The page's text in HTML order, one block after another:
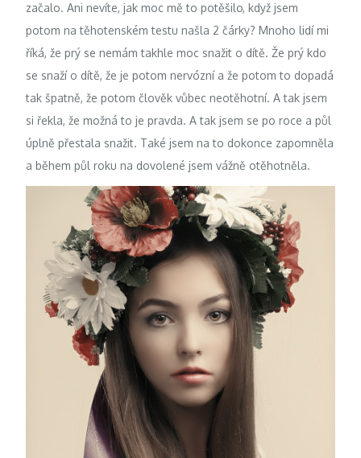
začalo. Ani nevíte, jak moc mě to potěšilo, když jsem
potom na těhotenském testu našla 2 čárky? Mnoho lidí mi
říká, že prý se nemám takhle moc snažit o dítě. Že prý kdo
se snaží o dítě, že je potom nervózní a že potom to dopadá
tak špatně, že potom člověk vůbec neotěhotní. A tak jsem
si řekla, že možná to je pravda. A tak jsem se po roce a půl
úplně přestala snažit. Také jsem na to dokonce zapomněla
a během půl roku na dovolené jsem vážně otěhotněla.